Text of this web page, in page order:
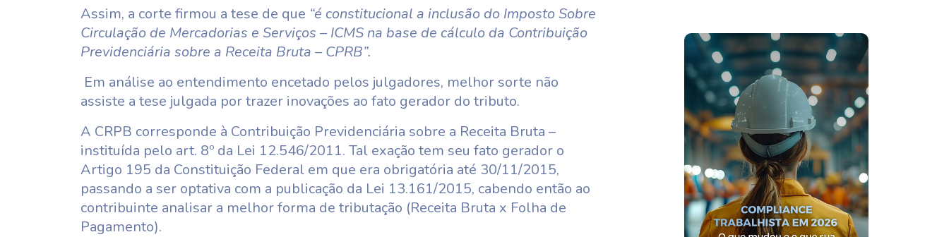
Assim, a corte firmou a tese de que “é constitucional a inclusão do Imposto Sobre
Circulação de Mercadorias e Serviços – ICMS na base de cálculo da Contribuição
Previdenciária sobre a Receita Bruta – CPRB”.
Em análise ao entendimento encetado pelos julgadores, melhor sorte não
assiste a tese julgada por trazer inovações ao fato gerador do tributo.
A CRPB corresponde à Contribuição Previdenciária sobre a Receita Bruta –
instituída pelo art. 8º da Lei 12.546/2011. Tal exação tem seu fato gerador o
Artigo 195 da Constituição Federal em que era obrigatória até 30/11/2015,
passando a ser optativa com a publicação da Lei 13.161/2015, cabendo então ao
contribuinte analisar a melhor forma de tributação (Receita Bruta x Folha de
Pagamento).